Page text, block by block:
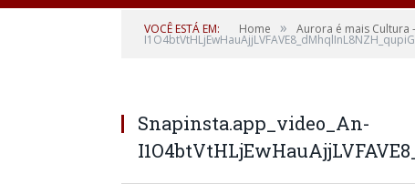
VOCÊ ESTÁ EM: Home » Aurora é mais Cultura
Snapinsta.app_video_An-